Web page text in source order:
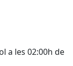
a les 02:00h de